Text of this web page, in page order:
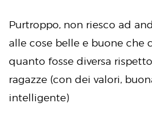
Purtroppo, non riesco ad
alle cose belle e buone che
quanto fosse diversa
ragazze (con dei valori,
intelligente)